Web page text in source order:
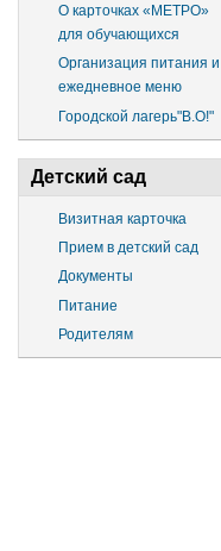
О карточках «МЕТРО»
для обучающихся
Организация питания и
ежедневное меню
Городской лагерь"В.О!"
Детский сад
Визитная карточка
Прием в детский сад
Документы
Питание
Родителям